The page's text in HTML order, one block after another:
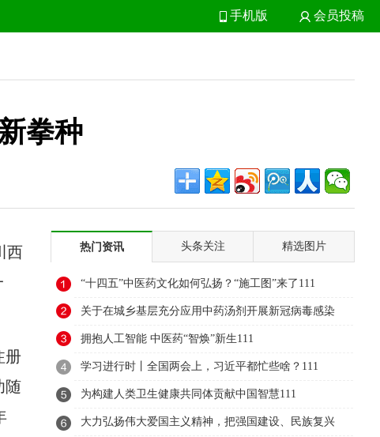
会员投稿
手机版
拳种
西
册
随
热门资讯 头条关注 精选图片
“十四五”中医药文化如何弘扬？“施工图”来了111
关于在城乡基层充分应用中药汤剂开展新冠病毒感染
治疗工作的通知111
拥抱人工智能 中医药“智焕”新生111
学习进行时丨全国两会上，习近平都忙些啥？111
为构建人类卫生健康共同体贡献中国智慧111
大力弘扬伟大爱国主义精神，把强国建设、民族复兴